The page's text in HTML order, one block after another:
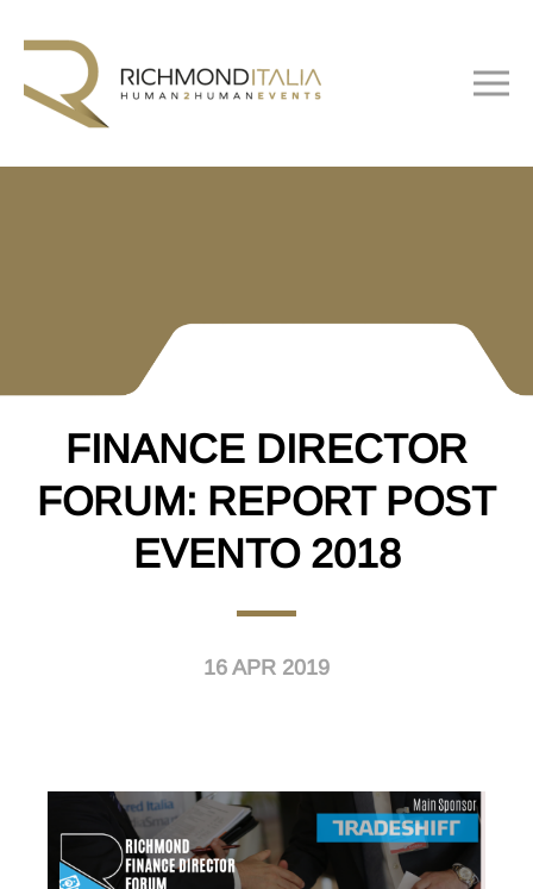
FINANCE DIRECTOR
FORUM: REPORT POST
EVENTO 2018
16 APR 2019